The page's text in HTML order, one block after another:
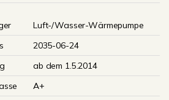
Luft-/Wasser-Wärmepumpe
2035-06-24
ab dem 1.5.2014
A+